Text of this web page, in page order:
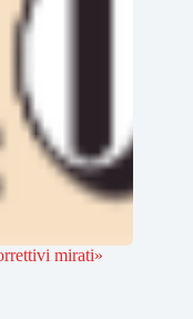
mirati»